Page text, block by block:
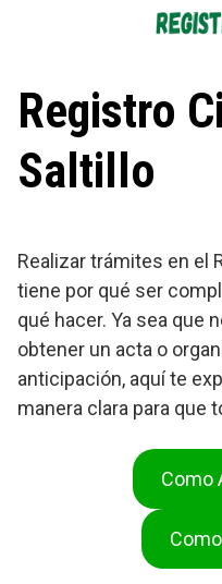
Registro
Saltillo
Realizar trámites en el
tiene por qué ser
qué hacer. Ya sea que
obtener un acta o
anticipación, aquí te
manera clara para que
Como